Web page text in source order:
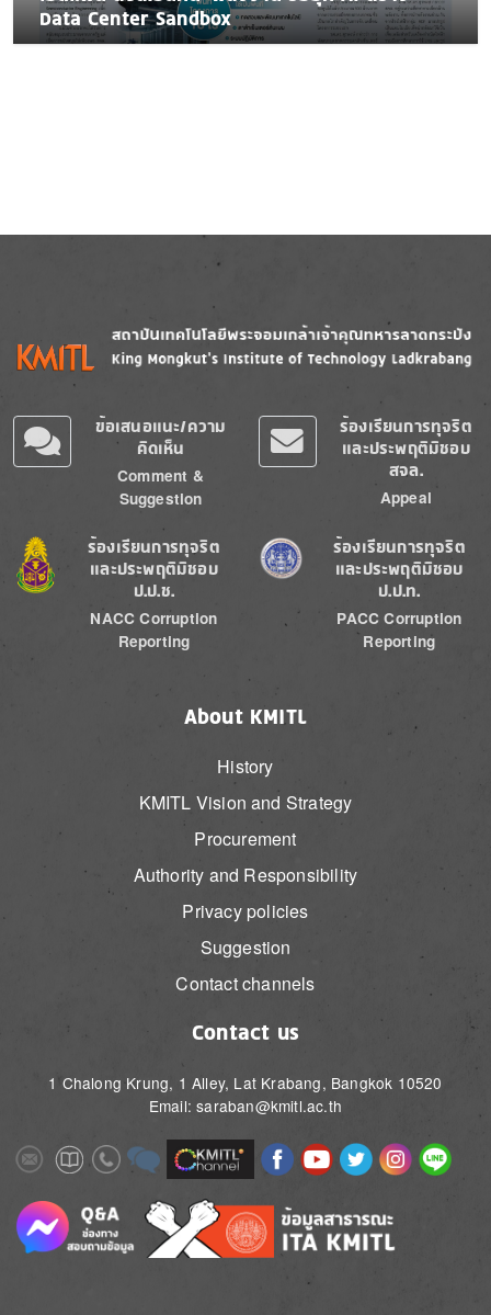
Data Center Sandbox
Image
ข้อเสนอแนะ/ความ
คิดเห็น
Comment &
Suggestion
ร้องเรียนการทุจริต
และประพฤติมิชอบ
สจล.
Appeal
Image
ร้องเรียนการทุจริต
และประพฤติมิชอบ
ป.ป.ช.
NACC Corruption
Reporting
Image
ร้องเรียนการทุจริต
และประพฤติมิชอบ
ป.ป.ท.
PACC Corruption
Reporting
About KMITL
History
KMITL Vision and Strategy
Procurement
Authority and Responsibility
Privacy policies
Suggestion
Contact channels
Contact us
1 Chalong Krung, 1 Alley, Lat Krabang, Bangkok 10520
Email: saraban@kmitl.ac.th
ImageImageImageImage Image ImageImageImageImageImage
Image Image